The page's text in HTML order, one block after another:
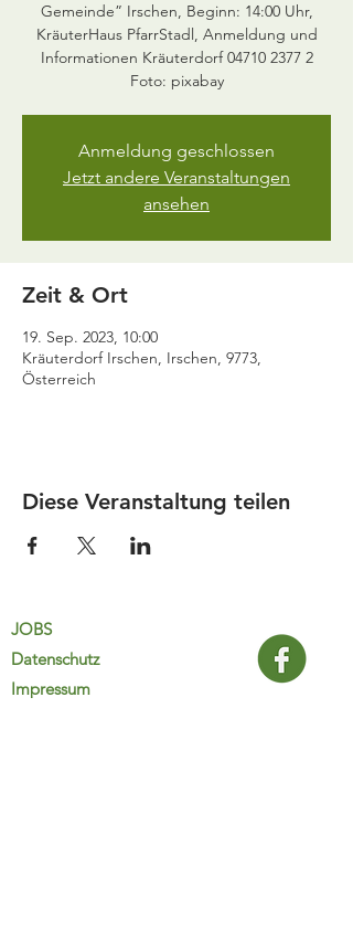
Gemeinde” Irschen, Beginn: 14:00 Uhr,
KräuterHaus PfarrStadl, Anmeldung und
Informationen Kräuterdorf 04710 2377 2
Foto: pixabay
Anmeldung geschlossen
Jetzt andere Veranstaltungen
ansehen
Zeit & Ort
19. Sep. 2023, 10:00
Kräuterdorf Irschen, Irschen, 9773,
Österreich
Diese Veranstaltung teilen
JOBS
Datenschutz
Impressum